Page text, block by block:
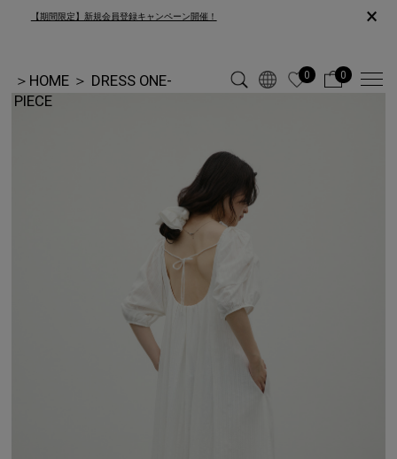
【期間限定】新規会員登録キャンペーン開催！ ×
＞ HOME ＞ DRESS ONE-
PIECE
0 0